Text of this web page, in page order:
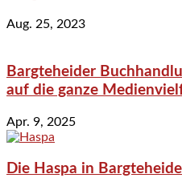
Aug. 25, 2023
Bargteheider
auf die ganze
Apr. 9, 2025
Die Haspa in Bargteheide